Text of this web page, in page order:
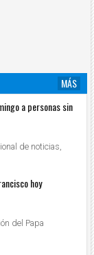
MÁS
a personas sin
de noticias,
hoy
del Papa